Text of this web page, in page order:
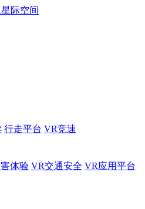
行走平台 VR竞速
体验 VR交通安全 VR应用平台